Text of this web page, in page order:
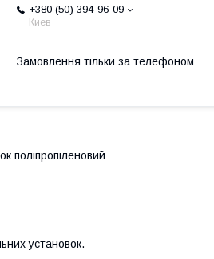
+380 (50) 394-96-09
Киев
Замовлення тільки за телефоном
поліпропіленовий
установок.